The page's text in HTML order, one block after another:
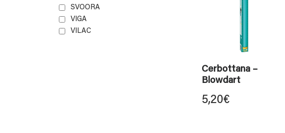
SVOORA
VIGA
VILAC
Cerbottana –
Blowdart
5,20€